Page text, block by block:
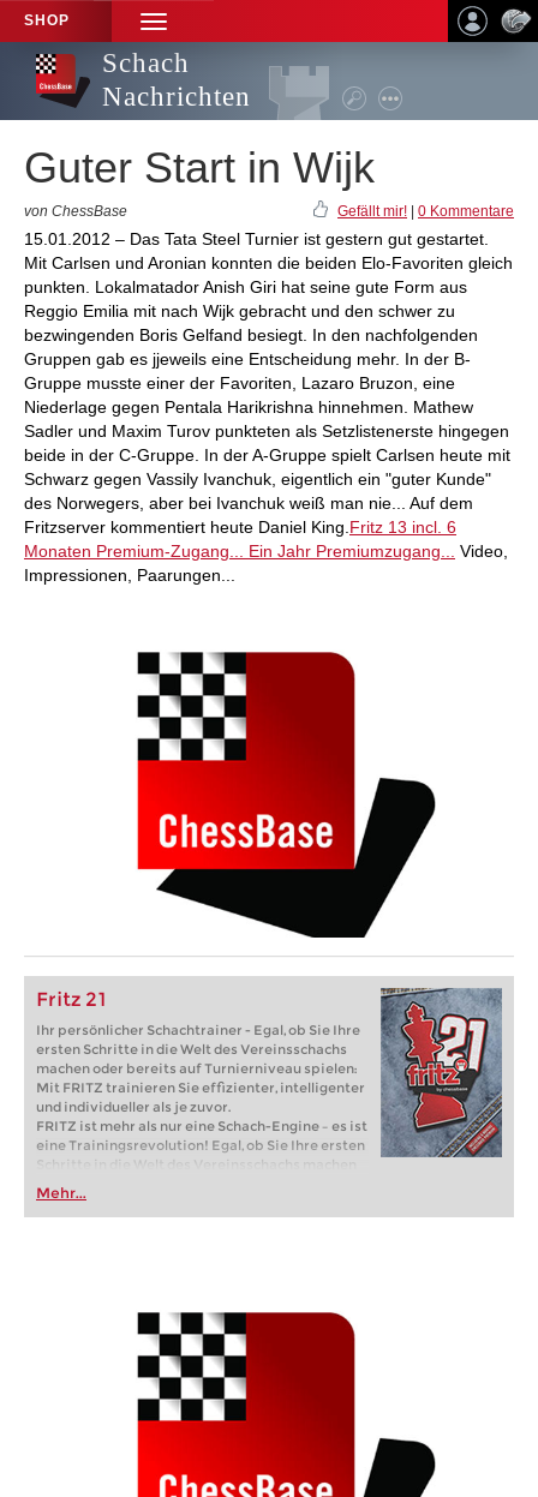
SHOP
TOGGLE
NAVIGATION
Schach
Nachrichten
Guter Start in Wijk
von ChessBase Gefällt mir! 0 Kommentare
15.01.2012 – Das Tata Steel Turnier ist gestern gut gestartet.
Mit Carlsen und Aronian konnten die beiden Elo-Favoriten gleich
punkten. Lokalmatador Anish Giri hat seine gute Form aus
Reggio Emilia mit nach Wijk gebracht und den schwer zu
bezwingenden Boris Gelfand besiegt. In den nachfolgenden
Gruppen gab es jjeweils eine Entscheidung mehr. In der B-
Gruppe musste einer der Favoriten, Lazaro Bruzon, eine
Niederlage gegen Pentala Harikrishna hinnehmen. Mathew
Sadler und Maxim Turov punkteten als Setzlistenerste hingegen
beide in der C-Gruppe. In der A-Gruppe spielt Carlsen heute mit
Schwarz gegen Vassily Ivanchuk, eigentlich ein "guter Kunde"
des Norwegers, aber bei Ivanchuk weiß man nie... Auf dem
Fritzserver kommentiert heute Daniel King. Fritz 13 incl. 6
Monaten Premium-Zugang...
Ein Jahr Premiumzugang...
Video,
Impressionen, Paarungen...
Fritz 21
Ihr persönlicher Schachtrainer - Egal, ob Sie Ihre
ersten Schritte in die Welt des Vereinsschachs
machen oder bereits auf Turnierniveau spielen:
Mit FRITZ trainieren Sie effizienter, intelligenter
und individueller als je zuvor.
FRITZ ist mehr als nur eine Schach-Engine – es ist
eine Trainingsrevolution! Egal, ob Sie Ihre ersten
Schritte in die Welt des Vereinsschachs machen
oder bereits auf Turnierniveau spielen: Mit
FRITZ trainieren Sie effizienter, intelligenter und
individueller als je zuvor.
Mehr...